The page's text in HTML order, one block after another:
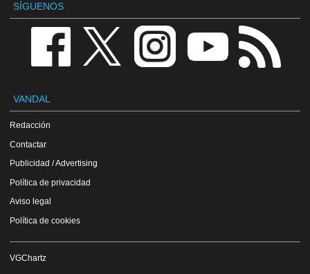
SÍGUENOS
VANDAL
Redacción
Contactar
Publicidad / Advertising
Política de privacidad
Aviso legal
Política de cookies
VGChartz